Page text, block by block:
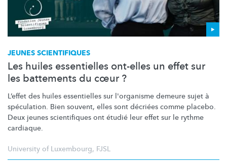
JEUNES SCIENTIFIQUES
Les huiles essentielles ont-elles un effet sur
les battements du cœur ?
L’effet des huiles essentielles sur l'organisme demeure sujet à
spéculation. Bien souvent, elles sont décriées comme placebo.
Deux jeunes scientifiques ont étudié leur effet sur le rythme
cardiaque.
University of Luxembourg, FJSL